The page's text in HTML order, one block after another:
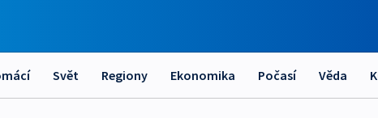
Svět Regiony Ekonomika Počasí Věda